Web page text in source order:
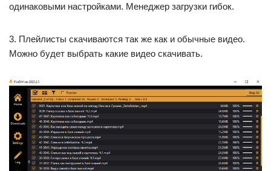
одинаковыми настройками. Менеджер загрузки гибок.
3. Плейлисты скачиваются так же как и обычные видео.
Можно будет выбрать какие видео скачивать.